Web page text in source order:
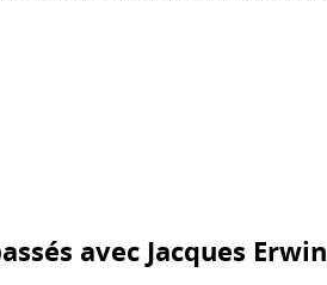
avec Jacques Erwin